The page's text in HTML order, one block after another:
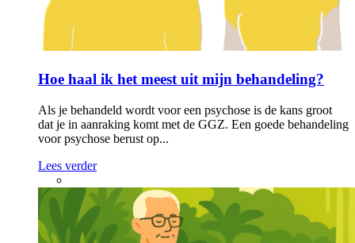
Hoe haal ik het meest uit mijn behandeling?
Als je behandeld wordt voor een psychose is de kans groot
dat je in aanraking komt met de GGZ. Een goede behandeling
voor psychose berust op...
Lees verder